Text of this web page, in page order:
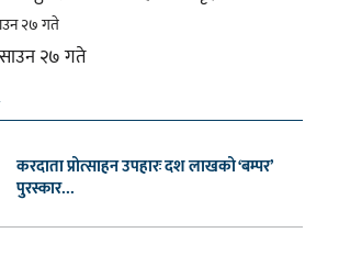
साउन २७ गते
करदाता प्रोत्साहन उपहारः दश लाखको ‘बम्पर’
पुरस्कार...